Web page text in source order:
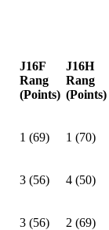
J16F
Rang
(Points)
J16H
Rang
(Points)
1 (69) 1 (70)
3 (56) 4 (50)
3 (56) 2 (69)